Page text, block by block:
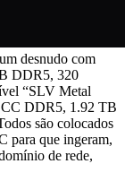
desnudo com
DDR5, 320
“SLV Metal
DDR5, 1.92 TB
são colocados
para que ingeram,
de rede,